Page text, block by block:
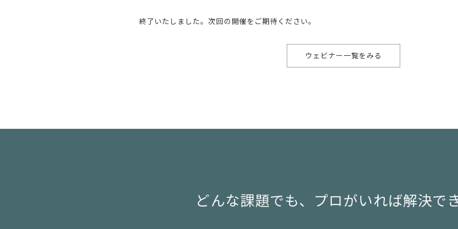
終了いたしました。次回の開催をご期待ください。
ウェビナー一覧をみる
どんな課題でも、 プロがいれば解決で